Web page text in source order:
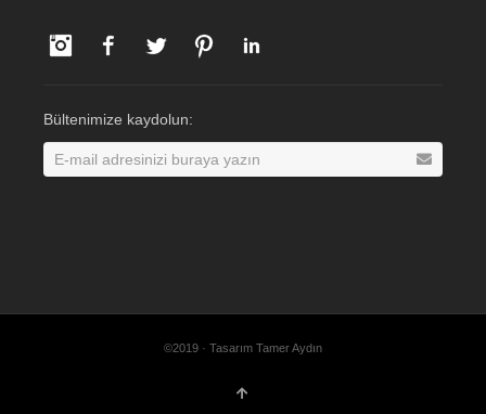
InstagramFacebookTwitter Pinterest
Bültenimize kaydolun:
©2019 · Tasarım Tamer Aydın